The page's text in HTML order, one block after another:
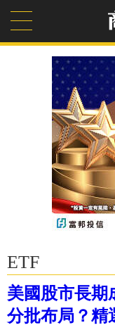
ETF
美國股市長期
分批布局？精